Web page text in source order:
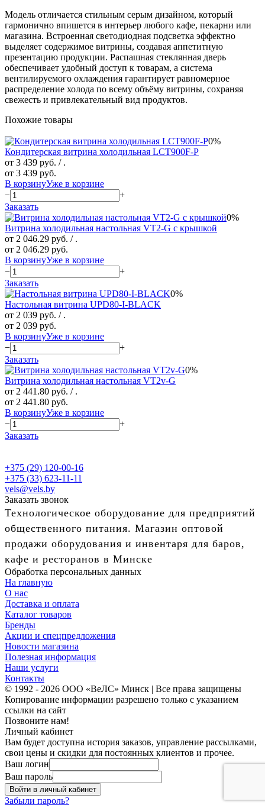
Модель отличается стильным серым дизайном, который
гармонично впишется в интерьер любого кафе, пекарни или
магазина. Встроенная светодиодная подсветка эффектно
выделяет содержимое витрины, создавая аппетитную
презентацию продукции. Распашная стеклянная дверь
обеспечивает удобный доступ к товарам, а система
вентилируемого охлаждения гарантирует равномерное
распределение холода по всему объёму витрины, сохраняя
свежесть и привлекательный вид продуктов.
Похожие товары
0%
Кондитерская витрина холодильная LCT900F-P
от 3 439 руб. / .
от 3 439 руб.
В корзинуУже в корзине
−
+
Заказать
0%
Витрина холодильная настольная VT2-G с крышкой
от 2 046.29 руб. / .
от 2 046.29 руб.
В корзинуУже в корзине
−
+
Заказать
0%
Настольная витрина UPD80-I-BLACK
от 2 039 руб. / .
от 2 039 руб.
В корзинуУже в корзине
−
+
Заказать
0%
Витрина холодильная настольная VT2v-G
от 2 441.80 руб. / .
от 2 441.80 руб.
В корзинуУже в корзине
−
+
Заказать
+375 (29) 120-00-16
+375 (33) 623-11-11
vels@vels.by
Заказать звонок
Технологическое оборудование для предприятий
общественного питания. Магазин оптовой
продажи оборудования и инвентаря для баров,
кафе и ресторанов в Минске
Обработка персональных данных
На главную
О нас
Доставка и оплата
Каталог товаров
Бренды
Акции и спецпредложения
Новости магазина
Полезная информация
Наши услуги
Контакты
© 1992 - 2026 ООО «ВеЛС» Минск | Все права защищены
Копирование информации разрешено только с указанием
ссылки на сайт
Позвоните нам!
Личный кабинет
Вам будет доступна история заказов, управление рассылками,
свои цены и скидки для постоянных клиентов и прочее.
Ваш логин
Ваш пароль
Войти в личный кабинет
Забыли пароль?